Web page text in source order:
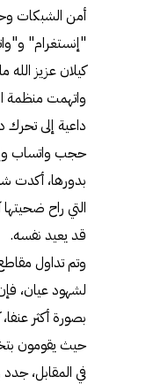
أمن الشبكات
"إنستغرام"
كيلان عزيز الله مالكي اعتقال 739 بينهم 60 امرأة
واتهمت منظمة
داعية إلى
حجب واتساب
التي راح
قد يعيد نفسه.
وتم تداول
لشهود عيان،
بصورة أكثر
حيث يقومون
في المقابل،